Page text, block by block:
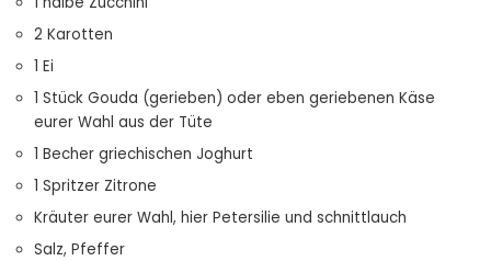
2 Karotten
1 Ei
1 Stück Gouda (gerieben) oder eben geriebenen Käse
eurer Wahl aus der Tüte
1 Becher griechischen Joghurt
1 Spritzer Zitrone
Kräuter eurer Wahl, hier Petersilie und schnittlauch
Salz, Pfeffer